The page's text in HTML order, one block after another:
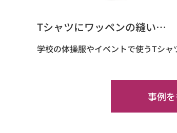
Tシャツにワッペンの縫い…
学校の体操服やイベントで使うTシ
事例